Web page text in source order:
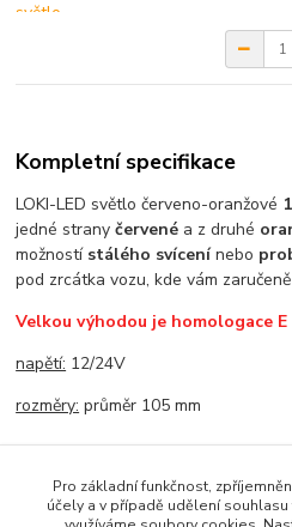
Kompletní specifikace
LOKI-LED světlo červeno-oranžové
jedné strany červené a z druhé
možností stálého svícenínebo
pod zrcátka vozu, kde vám
Velkou výhodou je homologace E
napětí: 12/24V
rozměry: průměr 105 mm
Zboží zařazeno v
Pro základní funkčnost,
účely a v případě udělení